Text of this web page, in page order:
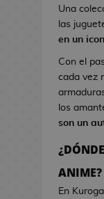
Una
las
en un
Con el
cada vez
los
son un
ANIME?
En